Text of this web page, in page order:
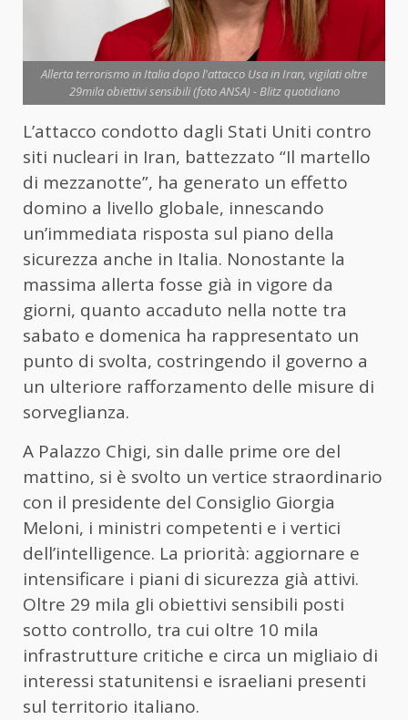
Allerta terrorismo in Italia dopo l'attacco Usa in Iran, vigilati oltre
29mila obiettivi sensibili (foto ANSA) - Blitz quotidiano
L’attacco condotto dagli Stati Uniti contro
siti nucleari in Iran, battezzato “Il martello
di mezzanotte”, ha generato un effetto
domino a livello globale, innescando
un’immediata risposta sul piano della
sicurezza anche in Italia. Nonostante la
massima allerta fosse già in vigore da
giorni, quanto accaduto nella notte tra
sabato e domenica ha rappresentato un
punto di svolta, costringendo il governo a
un ulteriore rafforzamento delle misure di
sorveglianza.
A Palazzo Chigi, sin dalle prime ore del
mattino, si è svolto un vertice straordinario
con il presidente del Consiglio Giorgia
Meloni, i ministri competenti e i vertici
dell’intelligence. La priorità: aggiornare e
intensificare i piani di sicurezza già attivi.
Oltre 29 mila gli obiettivi sensibili posti
sotto controllo, tra cui oltre 10 mila
infrastrutture critiche e circa un migliaio di
interessi statunitensi e israeliani presenti
sul territorio italiano.